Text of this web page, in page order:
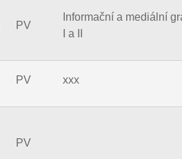
PV
Informační a mediální
I a II
PV xxx
PV